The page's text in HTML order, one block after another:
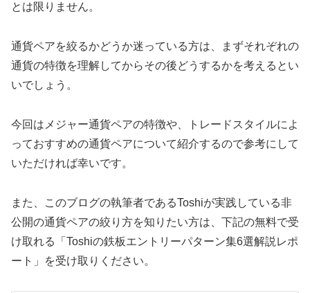
とは限りません。
通貨ペアを絞るかどうか迷っている方は、まずそれぞれの
通貨の特徴を理解してからその後どうするかを考えるとい
いでしょう。
今回はメジャー通貨ペアの特徴や、トレードスタイルによ
っておすすめの通貨ペアについて紹介するので参考にして
いただければ幸いです。
また、このブログの執筆者であるToshiが実践している非
公開の通貨ペアの絞り方を知りたい方は、下記の無料で受
け取れる「Toshiの鉄板エントリーパターン集6選解説レポ
ート」を受け取りください。